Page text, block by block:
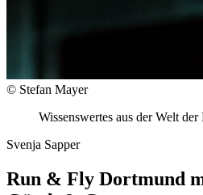
© Stefan Mayer
Wissenswertes aus der Welt
Svenja Sapper
Run & Fly Dortmund